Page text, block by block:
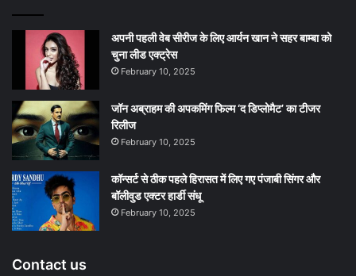
अपनी पहली वेब सीरीज के लिए आर्यन खान ने सहर बाम्‍बा को
चुना लीड एक्‍ट्रेस
February 10, 2025
जॉन अब्राहम की अपकमिंग फिल्म ‘द डिप्लोमैट’ का टीजर
रिलीज
February 10, 2025
कॉन्सर्ट से ठीक पहले हिरासत में लिए गए पंजाबी सिंगर और
बॉलीवुड एक्टर हार्डी संधू
February 10, 2025
Contact us